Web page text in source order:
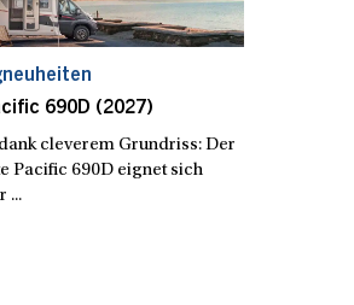
690D (2027)
cleverem Grundriss: Der
Pacific 690D eignet sich
...